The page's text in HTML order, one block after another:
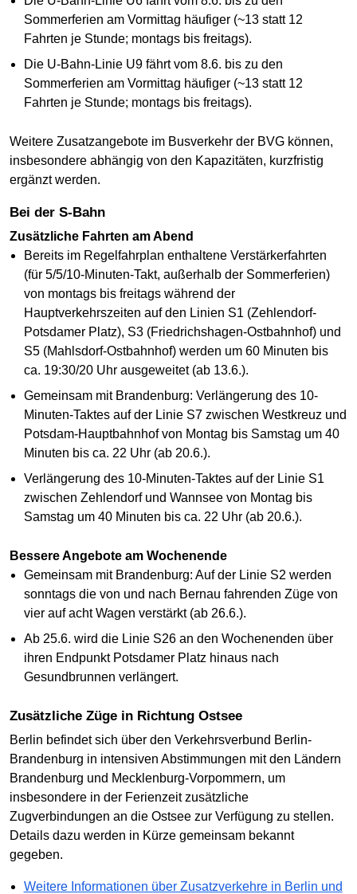
Sommerferien am Vormittag häufiger (~13 statt 12
Fahrten je Stunde; montags bis freitags).
Die U-Bahn-Linie U9 fährt vom 8.6. bis zu den
Sommerferien am Vormittag häufiger (~13 statt 12
Fahrten je Stunde; montags bis freitags).
Weitere Zusatzangebote im Busverkehr der BVG können,
insbesondere abhängig von den Kapazitäten, kurzfristig
ergänzt werden.
Bei der S-Bahn
Zusätzliche Fahrten am Abend
Bereits im Regelfahrplan enthaltene Verstärkerfahrten
(für 5/5/10-Minuten-Takt, außerhalb der Sommerferien)
von montags bis freitags während der
Hauptverkehrszeiten auf den Linien S1 (Zehlendorf-
Potsdamer Platz), S3 (Friedrichshagen-Ostbahnhof) und
S5 (Mahlsdorf-Ostbahnhof) werden um 60 Minuten bis
ca. 19:30/20 Uhr ausgeweitet (ab 13.6.).
Gemeinsam mit Brandenburg: Verlängerung des 10-
Minuten-Taktes auf der Linie S7 zwischen Westkreuz und
Potsdam-Hauptbahnhof von Montag bis Samstag um 40
Minuten bis ca. 22 Uhr (ab 20.6.).
Verlängerung des 10-Minuten-Taktes auf der Linie S1
zwischen Zehlendorf und Wannsee von Montag bis
Samstag um 40 Minuten bis ca. 22 Uhr (ab 20.6.).
Bessere Angebote am Wochenende
Gemeinsam mit Brandenburg: Auf der Linie S2 werden
sonntags die von und nach Bernau fahrenden Züge von
vier auf acht Wagen verstärkt (ab 26.6.).
Ab 25.6. wird die Linie S26 an den Wochenenden über
ihren Endpunkt Potsdamer Platz hinaus nach
Gesundbrunnen verlängert.
Zusätzliche Züge in Richtung Ostsee
Berlin befindet sich über den Verkehrsverbund Berlin-
Brandenburg in intensiven Abstimmungen mit den Ländern
Brandenburg und Mecklenburg-Vorpommern, um
insbesondere in der Ferienzeit zusätzliche
Zugverbindungen an die Ostsee zur Verfügung zu stellen.
Details dazu werden in Kürze gemeinsam bekannt
gegeben.
Weitere Informationen über Zusatzverkehre in Berlin und